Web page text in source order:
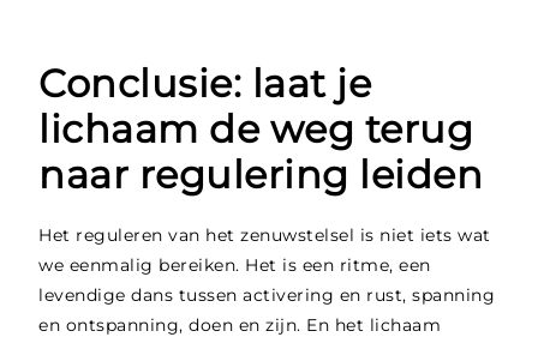
Conclusie: laat je
lichaam de weg terug
naar regulering leiden
Het reguleren van het zenuwstelsel is niet iets wat
we eenmalig bereiken. Het is een ritme, een
levendige dans tussen activering en rust, spanning
en ontspanning, doen en zijn. En het lichaam